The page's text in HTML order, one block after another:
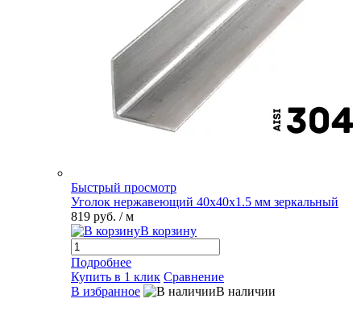
Быстрый просмотр
Уголок нержавеющий 40х40х1.5 мм зеркальный
819 руб. / м
В корзину
Подробнее
Купить в 1 клик Сравнение
В избранное
В наличии